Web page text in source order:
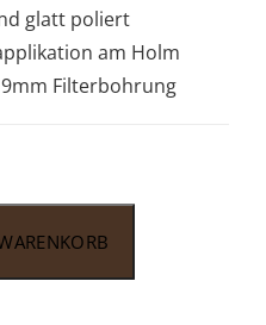
glatt poliert
am Holm
Filterbohrung